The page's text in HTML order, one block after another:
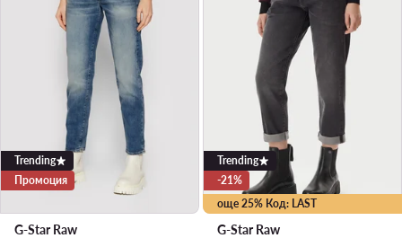
Trending
Промоция
G-Star Raw
още 25% Код: LAST
Trending
-21%
G-Star Raw